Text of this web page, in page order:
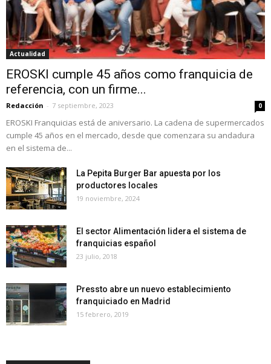
Actualidad
EROSKI cumple 45 años como franquicia de
referencia, con un firme...
Redacción - 7 septiembre, 2023 0
EROSKI Franquicias está de aniversario. La cadena de supermercados
cumple 45 años en el mercado, desde que comenzara su andadura
en el sistema de...
La Pepita Burger Bar apuesta por los
productores locales
19 noviembre, 2024
El sector Alimentación lidera el sistema de
franquicias español
23 julio, 2018
Pressto abre un nuevo establecimiento
franquiciado en Madrid
15 febrero, 2019